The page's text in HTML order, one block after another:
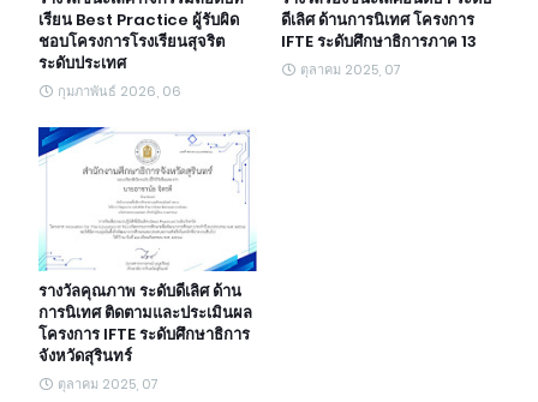
เรียน Best Practice ผู้รับผิด
ชอบโครงการโรงเรียนสุจริต
ระดับประเทศ
กุมภาพันธ์ 2026, 06
ดีเลิศ ด้านการนิเทศ โครงการ
IFTE ระดับศึกษาธิการภาค 13
ตุลาคม 2025, 07
รางวัลคุณภาพ ระดับดีเลิศ ด้าน
การนิเทศ ติดตามและประเมินผล
โครงการ IFTE ระดับศึกษาธิการ
จังหวัดสุรินทร์
ตุลาคม 2025, 07